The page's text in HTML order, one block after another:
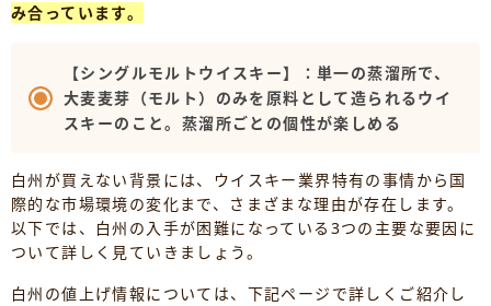
み合っています。
【シングルモルトウイスキー】：単一の蒸溜所で、
大麦麦芽（モルト）のみを原料として造られるウイ
スキーのこと。蒸溜所ごとの個性が楽しめる
白州が買えない背景には、ウイスキー業界特有の事情から国
際的な市場環境の変化まで、さまざまな理由が存在します。
以下では、白州の入手が困難になっている3つの主要な要因に
ついて詳しく見ていきましょう。
白州の値上げ情報については、下記ページで詳しくご紹介し